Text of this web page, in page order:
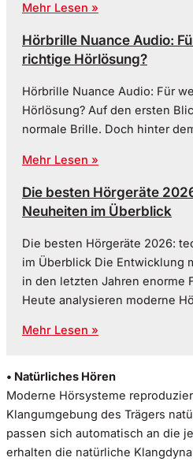
Mehr Lesen »
Hörbrille Nuance Audio:
richtige Hörlösung?
Hörbrille Nuance Audio: Für
Hörlösung? Auf den ersten
normale Brille. Doch hinter
Mehr Lesen »
Die besten Hörgeräte
Neuheiten im Überblick
Die besten Hörgeräte 2026:
im Überblick Die Entwicklung
in den letzten Jahren enorme
Heute analysieren moderne
Mehr Lesen »
• Natürliches Hören
Moderne Hörsysteme
Klangumgebung des Trägers
passen sich automatisch an die
erhalten die natürliche